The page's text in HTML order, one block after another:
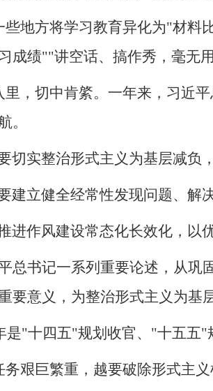
些地方将学习教育异化为"材料
成绩""讲空话、搞作秀，毫无
里，切中肯綮。一年来，习近
。
切实整治形式主义为基层减负
建立健全经常性发现问题、解
进作风建设常态化长效化，
总书记一系列重要论述，从巩
要意义，为整治形式主义为基
是"十四五"规划收官、"十五五
务艰巨繁重，越要破除形式主